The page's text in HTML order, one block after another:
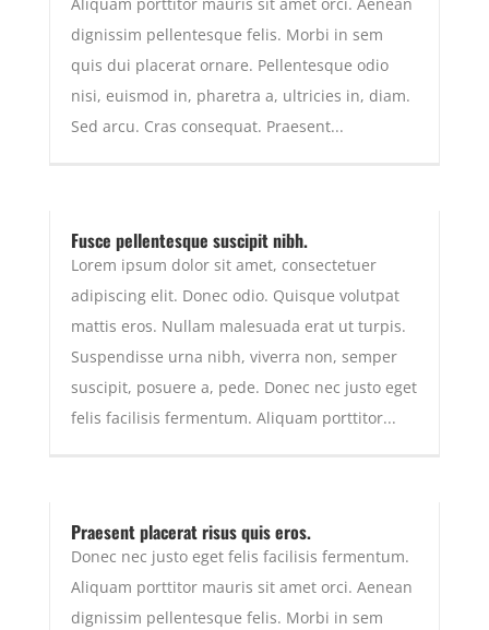
dignissim pellentesque felis. Morbi in sem
quis dui placerat ornare. Pellentesque odio
nisi, euismod in, pharetra a, ultricies in, diam.
Sed arcu. Cras consequat. Praesent...
Fusce pellentesque suscipit nibh.
Lorem ipsum dolor sit amet, consectetuer
adipiscing elit. Donec odio. Quisque volutpat
mattis eros. Nullam malesuada erat ut turpis.
Suspendisse urna nibh, viverra non, semper
suscipit, posuere a, pede. Donec nec justo eget
felis facilisis fermentum. Aliquam porttitor...
Praesent placerat risus quis eros.
Donec nec justo eget felis facilisis fermentum.
Aliquam porttitor mauris sit amet orci. Aenean
dignissim pellentesque felis. Morbi in sem